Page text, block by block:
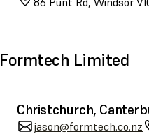
Formtech Limited
Christchurch,
jason@formtech.co.nz